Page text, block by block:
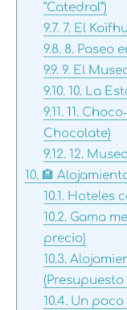
“Catedral”)
9.7.7. El
9.8.8. Paseo
9.9.9. El
9.10.10. La
9.11.11.
Chocolate)
9.12.12.
10. 🏨
10.1.Hoteles
10.2.Gama
precio)
10.3.
10.4.Un poco